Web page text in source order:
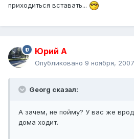
приходиться вставать...
Юрий А
Опубликовано 9 ноября, 2007
Georg сказал:
А зачем, не пойму? У вас же
дома ходит.